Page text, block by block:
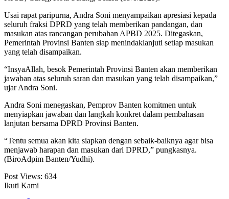
Usai rapat paripurna, Andra Soni menyampaikan apresiasi kepada
seluruh fraksi DPRD yang telah memberikan pandangan, dan
masukan atas rancangan perubahan APBD 2025. Ditegaskan,
Pemerintah Provinsi Banten siap menindaklanjuti setiap masukan
yang telah disampaikan.
“InsyaAllah, besok Pemerintah Provinsi Banten akan memberikan
jawaban atas seluruh saran dan masukan yang telah disampaikan,”
ujar Andra Soni.
Andra Soni menegaskan, Pemprov Banten komitmen untuk
menyiapkan jawaban dan langkah konkret dalam pembahasan
lanjutan bersama DPRD Provinsi Banten.
“Tentu semua akan kita siapkan dengan sebaik-baiknya agar bisa
menjawab harapan dan masukan dari DPRD,” pungkasnya.
(BiroAdpim Banten/Yudhi).
Post Views: 634
Ikuti Kami